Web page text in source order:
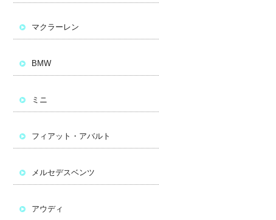
マクラーレン
BMW
ミニ
フィアット・アバルト
メルセデスベンツ
アウディ